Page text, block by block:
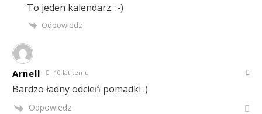
To jeden kalendarz. :-)
Odpowiedz
Arnell 10 lat temu
Bardzo ładny odcień pomadki :)
Odpowiedz